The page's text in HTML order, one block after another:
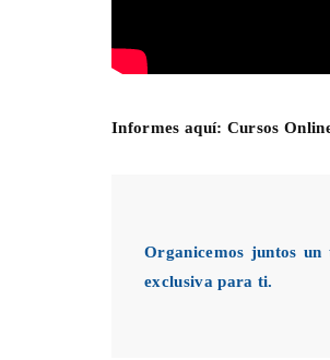
Informes aquí: Cursos
Organicemos juntos
exclusiva para ti.